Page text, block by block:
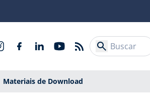
Materiais de Download